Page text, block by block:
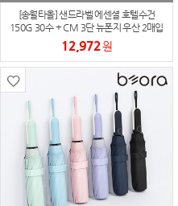
[송월타올] 샌드라벨 에센셜 호텔수건
150G 30수 + CM 3단 뉴폰지 우산 2매입
세트
12,972원